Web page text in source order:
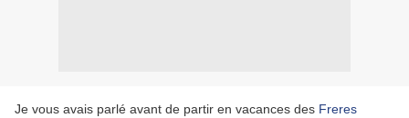
Je vous avais parlé avant de partir en vacances des Freres